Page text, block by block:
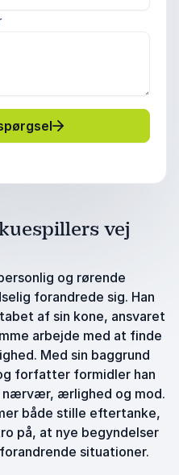
vej
og rørende
forandrede sig. Han
af sin kone, ansvaret
arbejde med at finde
Med sin baggrund
forfatter formidler han
nærvær, ærlighed og mod.
både stille eftertanke,
på, at nye begyndelser
situationer.